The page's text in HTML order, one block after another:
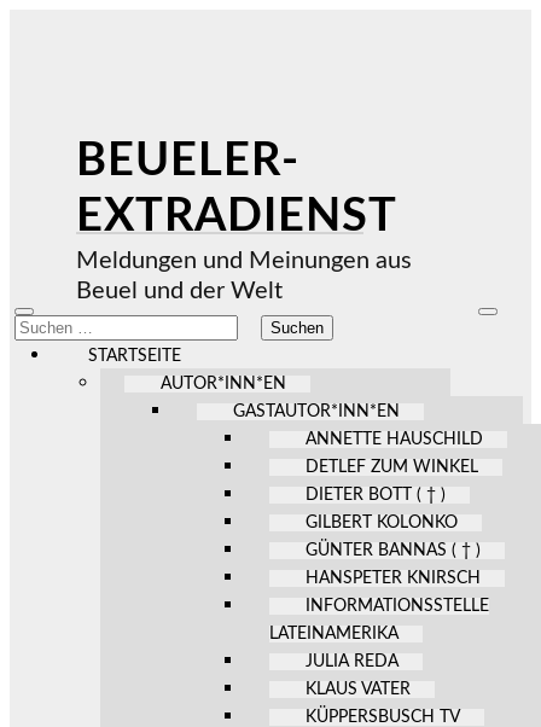
BEUELER-
EXTRADIENST
Meldungen und Meinungen aus
Beuel und der Welt
Mobile-
Menü
ein-/ausblenden
Suchen
nach:
STARTSEITE
AUTOR*INN*EN
GASTAUTOR*INN*EN
ANNETTE HAUSCHILD
DETLEF ZUM WINKEL
DIETER BOTT ( † )
GILBERT KOLONKO
GÜNTER BANNAS ( † )
HANSPETER KNIRSCH
INFORMATIONSSTELLE
LATEINAMERIKA
JULIA REDA
KLAUS VATER
KÜPPERSBUSCH TV